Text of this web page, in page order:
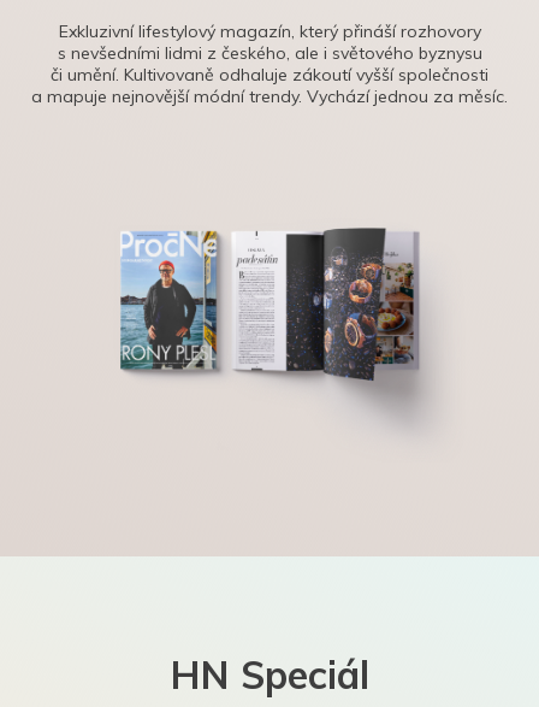
Exkluzivní lifestylový magazín, který přináší rozhovory
s nevšedními lidmi z českého, ale i světového byznysu
či umění. Kultivovaně odhaluje zákoutí vyšší společnosti
a mapuje nejnovější módní trendy. Vychází jednou za měsíc.
HN Speciál